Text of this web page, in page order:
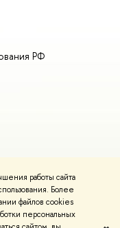
работы сайта
Более
файлов cookies
персональных
РФ